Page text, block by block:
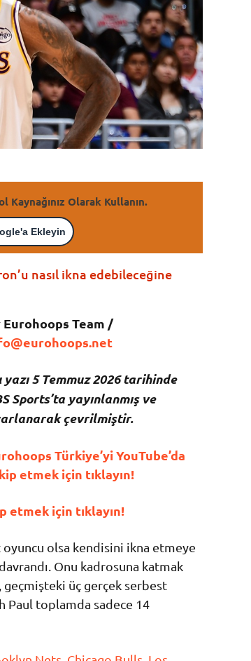
Kaynağınız Olarak Kullanın.
Ekleyin
nasıl ikna edebileceğine
Eurohoops Team /
yazı 5 Temmuz 2026 tarihinde
Sports’ta yayınlanmış ve
çevrilmiştir.
Türkiye’yi YouTube’da
etmek için tıklayın!
etmek için tıklayın!
olsa kendisini ikna etmeye
Onu kadrosuna katmak
geçmişteki üç gerçek serbest
Paul toplamda sadece 14